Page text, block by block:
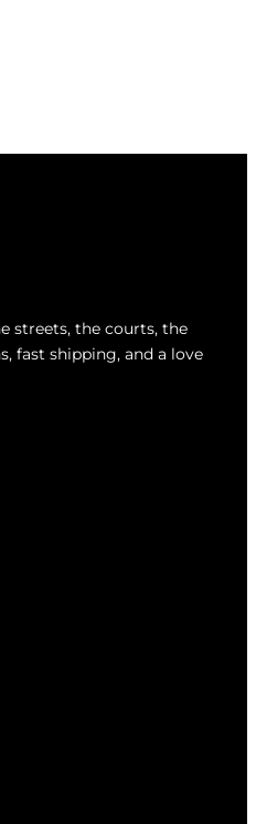
streets, the courts, the
fast shipping, and a love